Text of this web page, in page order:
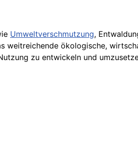
Umweltverschmutzung,
weitreichende ökologische,
zu entwickeln und